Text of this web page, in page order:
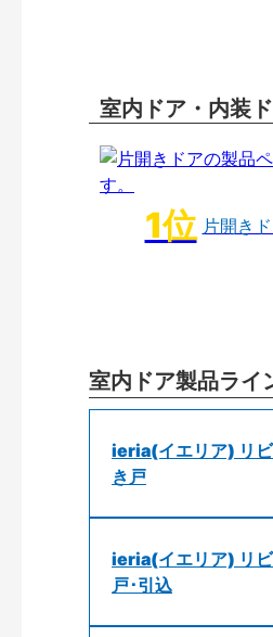
室内ドア・内装
片開き
室内ドア製品ライ
ieria(イエリア) リ
き戸
ieria(イエリア) リ
戸･引込